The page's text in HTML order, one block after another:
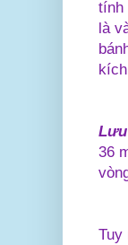
tính
là
36
Tuy